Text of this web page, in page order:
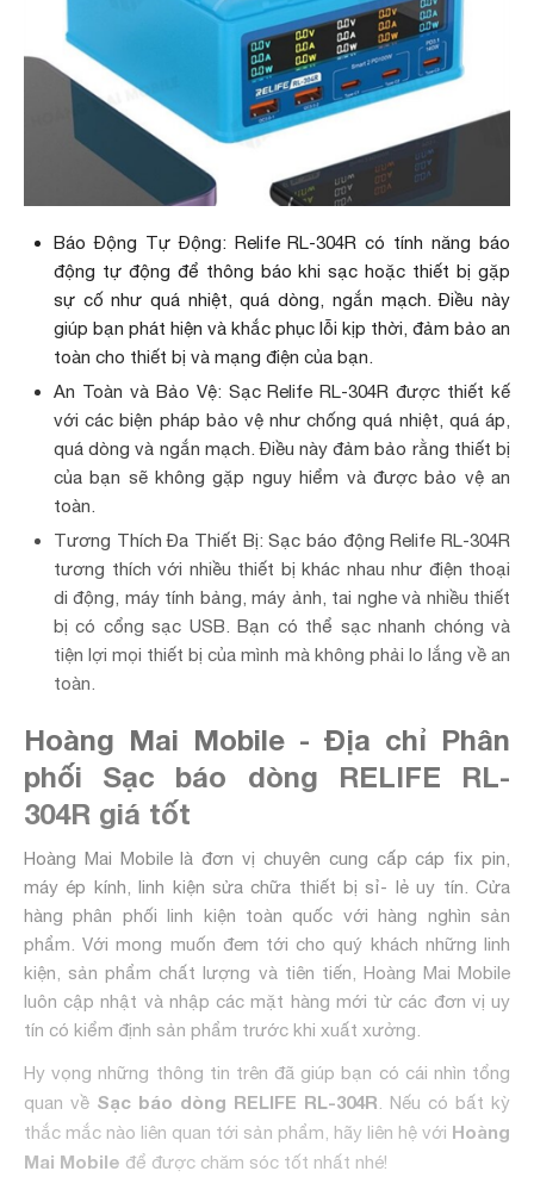
Báo Động Tự Động: Relife RL-304R có tính năng báo
động tự động để thông báo khi sạc hoặc thiết bị gặp
sự cố như quá nhiệt, quá dòng, ngắn mạch. Điều này
giúp bạn phát hiện và khắc phục lỗi kịp thời, đảm bảo an
toàn cho thiết bị và mạng điện của bạn.
An Toàn và Bảo Vệ: Sạc Relife RL-304R được thiết kế
với các biện pháp bảo vệ như chống quá nhiệt, quá áp,
quá dòng và ngắn mạch. Điều này đảm bảo rằng thiết bị
của bạn sẽ không gặp nguy hiểm và được bảo vệ an
toàn.
Tương Thích Đa Thiết Bị: Sạc báo động Relife RL-304R
tương thích với nhiều thiết bị khác nhau như điện thoại
di động, máy tính bảng, máy ảnh, tai nghe và nhiều thiết
bị có cổng sạc USB. Bạn có thể sạc nhanh chóng và
tiện lợi mọi thiết bị của mình mà không phải lo lắng về an
toàn.
Hoàng Mai Mobile - Địa chỉ Phân
phối Sạc báo dòng RELIFE RL-
304R giá tốt
Hoàng Mai Mobile là đơn vị chuyên cung cấp cáp fix pin,
máy ép kính, linh kiện sửa chữa thiết bị sỉ- lẻ uy tín. Cửa
hàng phân phối linh kiện toàn quốc với hàng nghìn sản
phẩm. Với mong muốn đem tới cho quý khách những linh
kiện, sản phẩm chất lượng và tiên tiến, Hoàng Mai Mobile
luôn cập nhật và nhập các mặt hàng mới từ các đơn vị uy
tín có kiểm định sản phẩm trước khi xuất xưởng.
Hy vọng những thông tin trên đã giúp bạn có cái nhìn tổng
quan về Sạc báo dòng RELIFE RL-304R . Nếu có bất kỳ
thắc mắc nào liên quan tới sản phẩm, hãy liên hệ với Hoàng
Mai Mobile để được chăm sóc tốt nhất nhé!